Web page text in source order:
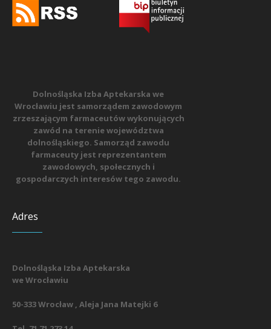
Dolnośląska Izba Aptekarska we
Wrocławiu jest samorządem zawodowym
zrzeszającym farmaceutów wykonujących
zawód na terenie województwa
dolnośląskiego. Samorząd zawodu
farmaceuty jest reprezentantem
zawodowych, społecznych i
gospodarczych interesów tego zawodu.
Adres
Dolnośląska Izba Aptekarska
we Wrocławiu
50-333 Wrocław , Aleja Jana Matejki 6